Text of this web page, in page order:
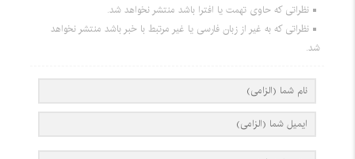
نظراتی که حاوی تهمت یا افترا باشد منتشر نخواهد شد.
نظراتی که به غیر از زبان فارسی یا غیر مرتبط با خبر باشد منتشر نخواهد
شد.